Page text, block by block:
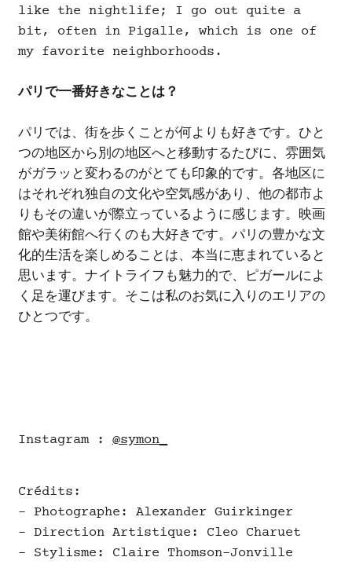
like the nightlife; I go out quite a
bit, often in Pigalle, which is one of
my favorite neighborhoods.
パリで一番好きなことは？
パリでは、街を歩くことが何よりも好きです。ひと
つの地区から別の地区へと移動するたびに、雰囲気
がガラッと変わるのがとても印象的です。各地区に
はそれぞれ独自の文化や空気感があり、他の都市よ
りもその違いが際立っているように感じます。映画
館や美術館へ行くのも大好きです。パリの豊かな文
化的生活を楽しめることは、本当に恵まれていると
思います。ナイトライフも魅力的で、ピガールによ
く足を運びます。そこは私のお気に入りのエリアの
ひとつです。
Instagram : @symon_
Crédits:
- Photographe: Alexander Guirkinger
- Direction Artistique: Cleo Charuet
- Stylisme: Claire Thomson-Jonville